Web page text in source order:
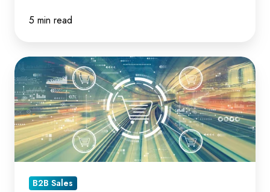
5 min read
Interview:
Mark
Herten
zur
Entwicklung
der
B2B
BuyerB2B Sales